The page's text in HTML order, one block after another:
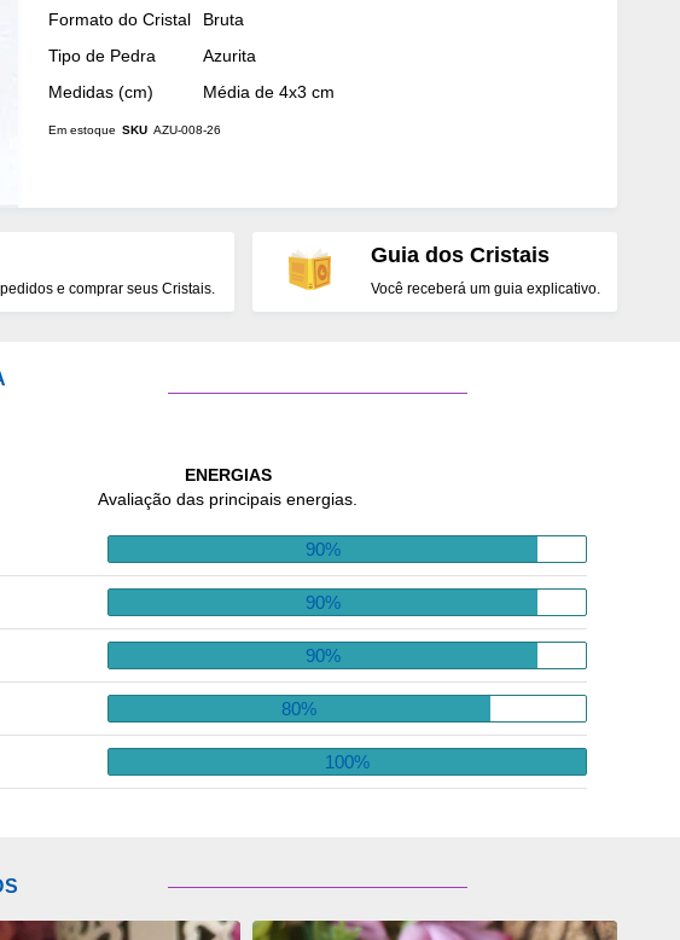
Mais
Formato do Cristal
Bruta
Tipo de Pedra
Azurita
Medidas (cm)
Média de 4x3 cm
Em estoque SKU AZU-008-26
e comprar seus Cristais.
Guia dos Cristais
Você receberá um guia explicativo.
ENERGIAS
Avaliação das principais energias.
90%
90%
90%
80%
100%